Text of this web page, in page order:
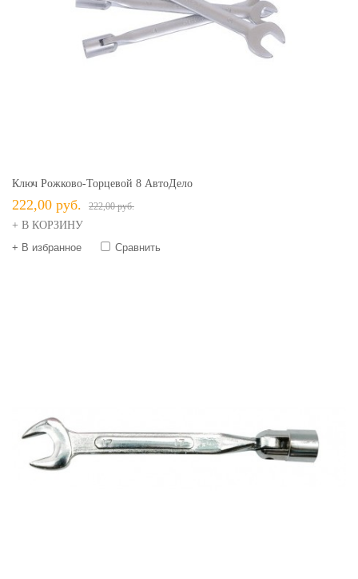
Ключ Рожково-Торцевой 8 АвтоДело
222,00 руб. 222,00 руб.
+ В КОРЗИНУ
+ В избранное
Сравнить